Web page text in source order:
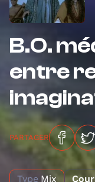
B.O.
entre
PARTAGER
Type Mix